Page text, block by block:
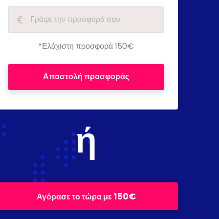
*Ελάχιστη προσφορά 150€
Αποστολή προσφοράς
ή
Αγόρασε το τώρα με150€